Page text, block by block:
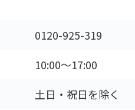
0120-925-319
10:00～17:00
土日・祝日を除く